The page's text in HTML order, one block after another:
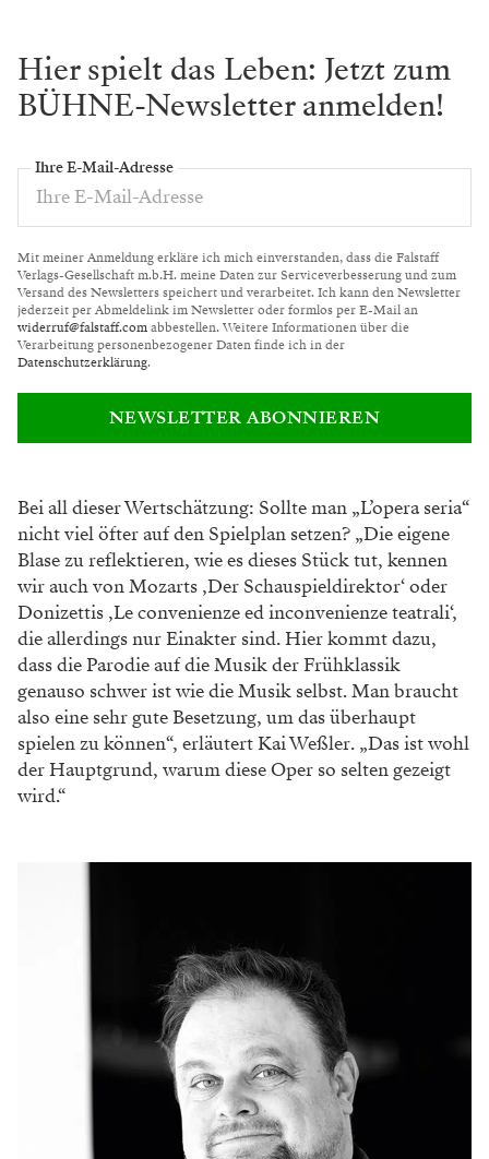
Hier spielt das Leben: Jetzt zum
BÜHNE-Newsletter anmelden!
Ihre E-Mail-Adresse
Mit meiner Anmeldung erkläre ich mich einverstanden, dass die Falstaff
Verlags-Gesellschaft m.b.H. meine Daten zur Serviceverbesserung und zum
Versand des Newsletters speichert und verarbeitet. Ich kann den Newsletter
jederzeit per Abmeldelink im Newsletter oder formlos per E-Mail an
widerruf@falstaff.comabbestellen. Weitere Informationen über die
Verarbeitung personenbezogener Daten finde ich in der
Datenschutzerklärung.
NEWSLETTER ABONNIEREN
Bei all dieser Wertschätzung: Sollte man „L’opera seria“
nicht viel öfter auf den Spielplan setzen? „Die eigene
Blase zu reflektieren, wiees dieses Stück tut, kennen
wir auch von Mozarts ,Der Schauspieldirektor‘ oder
Donizettis ,Le convenienze ed inconvenienze teatrali‘,
dieallerdings nur Einakter sind. Hier kommt dazu,
dass die Parodie auf die Musik der Frühklassik
genauso schwer ist wie die Musik selbst. Manbraucht
also eine sehr gute Besetzung, um dasüberhaupt
spielen zu können“, erläutert KaiWeßler. „Das ist wohl
der Hauptgrund, warumdiese Oper so selten gezeigt
wird.“